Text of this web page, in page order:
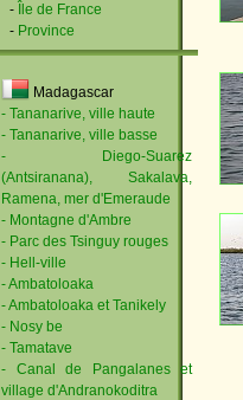
-
Île de France
- Province
Madagascar
- Tananarive, ville haute
- Tananarive, ville basse
- Diego-Suarez
(Antsiranana), Sakalava,
Ramena, mer d'Emeraude
- Montagne d'Ambre
- Parc des Tsinguy rouges
- Hell-ville
- Ambatoloaka
- Ambatoloaka et Tanikely
- Nosy be
- Tamatave
- Canal de Pangalanes et
village d'Andranokoditra